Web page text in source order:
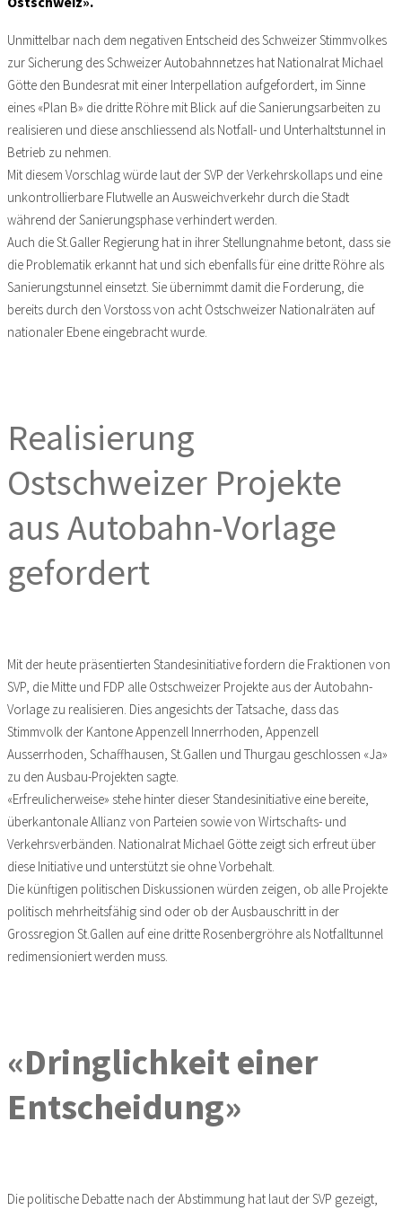
Unmittelbar nach dem negativen Entscheid des Schweizer Stimmvolkes
zur Sicherung des Schweizer Autobahnnetzes hat Nationalrat Michael
Götte den Bundesrat mit einer Interpellation aufgefordert, im Sinne
eines «Plan B» die dritte Röhre mit Blick auf die Sanierungsarbeiten zu
realisieren und diese anschliessend als Notfall- und Unterhaltstunnel in
Betrieb zu nehmen.
Mit diesem Vorschlag würde laut der SVP der Verkehrskollaps und eine
unkontrollierbare Flutwelle an Ausweichverkehr durch die Stadt
während der Sanierungsphase verhindert werden.
Auch die St.Galler Regierung hat in ihrer Stellungnahme betont, dass sie
die Problematik erkannt hat und sich ebenfalls für eine dritte Röhre als
Sanierungstunnel einsetzt. Sie übernimmt damit die Forderung, die
bereits durch den Vorstoss von acht Ostschweizer Nationalräten auf
nationaler Ebene eingebracht wurde.
Realisierung
Ostschweizer Projekte
aus Autobahn-Vorlage
gefordert
Mit der heute präsentierten Standesinitiative fordern die Fraktionen von
SVP, die Mitte und FDP alle Ostschweizer Projekte aus der Autobahn-
Vorlage zu realisieren. Dies angesichts der Tatsache, dass das
Stimmvolk der Kantone Appenzell Innerrhoden, Appenzell
Ausserrhoden, Schaffhausen, St.Gallen und Thurgau geschlossen «Ja»
zu den Ausbau-Projekten sagte.
«Erfreulicherweise» stehe hinter dieser Standesinitiative eine bereite,
überkantonale Allianz von Parteien sowie von Wirtschafts- und
Verkehrsverbänden. Nationalrat Michael Götte zeigt sich erfreut über
diese Initiative und unterstützt sie ohne Vorbehalt.
Die künftigen politischen Diskussionen würden zeigen, ob alle Projekte
politisch mehrheitsfähig sind oder ob der Ausbauschritt in der
Grossregion St.Gallen auf eine dritte Rosenbergröhre als Notfalltunnel
redimensioniert werden muss.
«Dringlichkeit einer
Entscheidung»
Die politische Debatte nach der Abstimmung hat laut der SVP gezeigt,